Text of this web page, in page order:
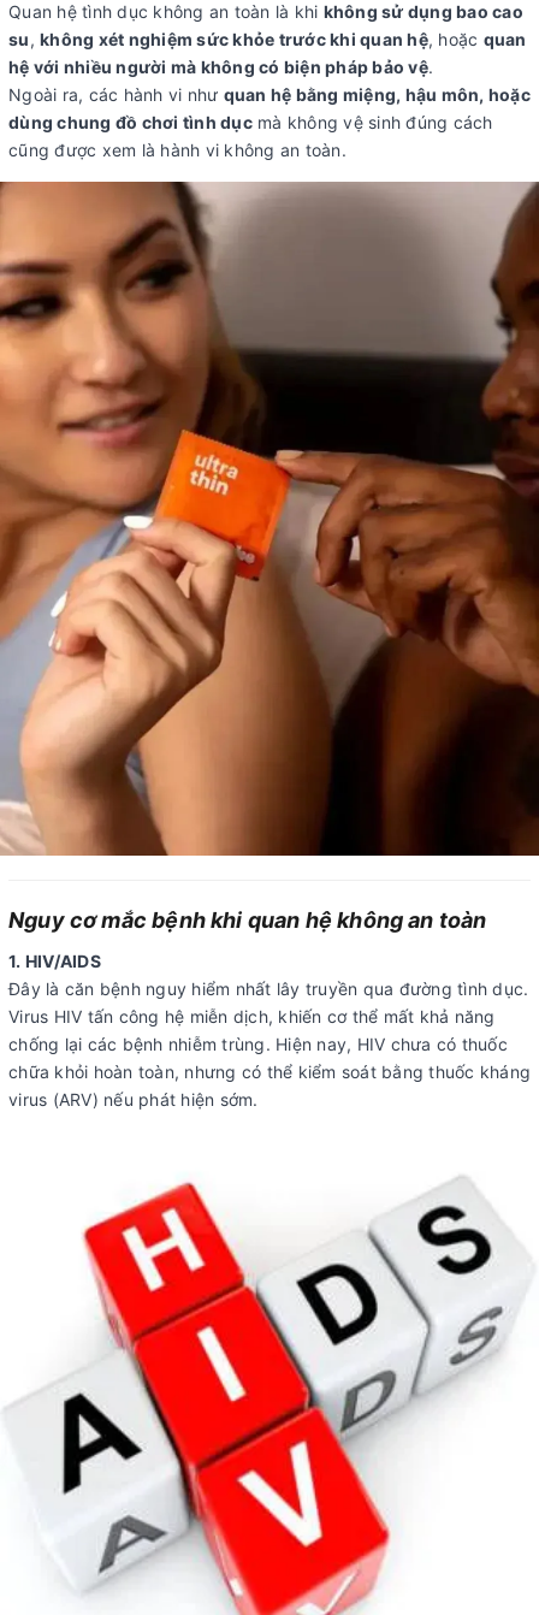
Quan hệ tình dục không an toàn là khi không sử dụng bao cao
su, không xét nghiệm sức khỏe trước khi quan hệ, hoặc quan
hệ với nhiều người mà không có biện pháp bảo vệ.
Ngoài ra, các hành vi như quan hệ bằng miệng, hậu môn, hoặc
dùng chung đồ chơi tình dụcmà không vệ sinh đúng cách
cũng được xem là hành vi không an toàn.
Nguy cơ mắc bệnh khi quan hệ không an toàn
1. HIV/AIDS
Đây là căn bệnh nguy hiểm nhất lây truyền qua đường tình dục.
Virus HIV tấn công hệ miễn dịch, khiến cơ thể mất khả năng
chống lại các bệnh nhiễm trùng. Hiện nay, HIV chưa có thuốc
chữa khỏi hoàn toàn, nhưng có thể kiểm soát bằng thuốc kháng
virus (ARV) nếu phát hiện sớm.